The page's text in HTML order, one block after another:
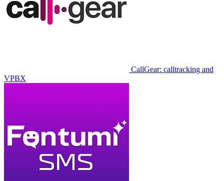
CallGear: calltracking and
VPBX